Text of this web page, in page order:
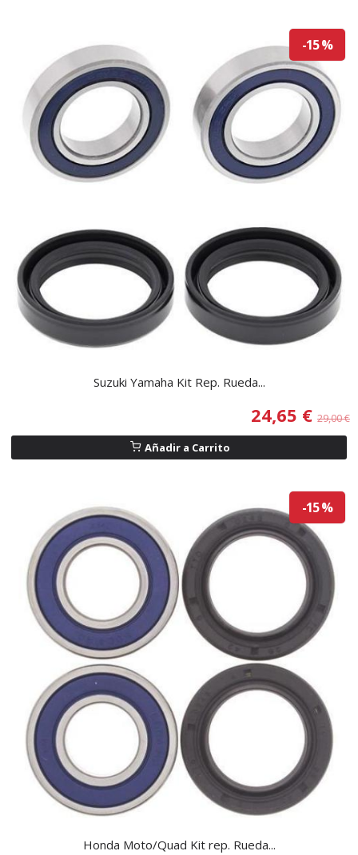
-15 %
Suzuki Yamaha Kit Rep. Rueda...
24,65 € 29,00 €
Añadir a Carrito
-15 %
Honda Moto/Quad Kit rep. Rueda...